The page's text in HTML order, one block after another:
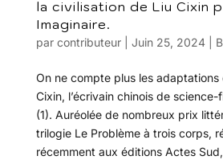
la civilisation de Liu Cixin
Imaginaire.
par contributeur| Juin 25, 2024|
On ne compte plus les
Cixin, l’écrivain chinois de
(1). Auréolée de nombreux prix
trilogie Le Problème à trois corps,
récemment aux éditions Actes